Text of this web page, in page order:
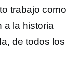
trabajo como
a la historia
de todos los